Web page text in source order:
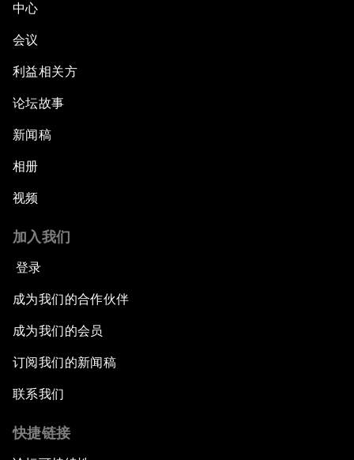
中心
会议
利益相关方
论坛故事
新闻稿
相册
视频
加入我们
登录
成为我们的合作伙伴
成为我们的会员
订阅我们的新闻稿
联系我们
快捷链接